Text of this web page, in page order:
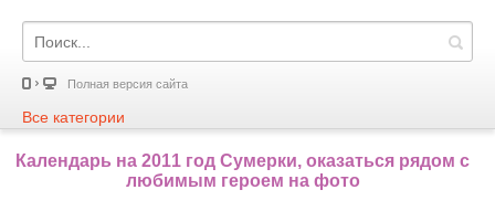
Полная версия сайта
Все категории
Календарь на 2011 год Сумерки, оказаться рядом с
любимым героем на фото